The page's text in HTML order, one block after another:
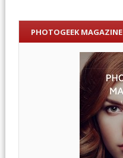
PHOTOGEEK MAGAZINE